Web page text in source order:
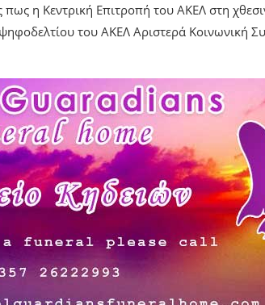
η Κεντρική Επιτροπή του ΑΚΕΛ στη
του ΑΚΕΛ Αριστερά Κοινωνική